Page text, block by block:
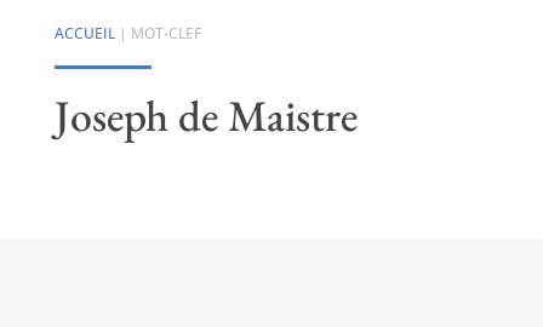
ACCUEIL| MOT-CLEF
Joseph de Maistre